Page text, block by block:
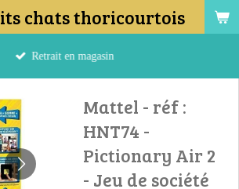
chats thoricourtois
Retrait en magasin
Mattel - réf :
HNT74 -
Pictionary Air 2
- Jeu de société